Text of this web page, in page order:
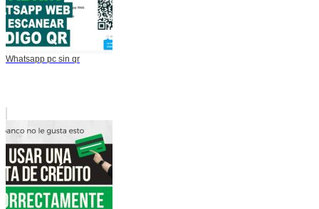
Whatsapp pc sin qr